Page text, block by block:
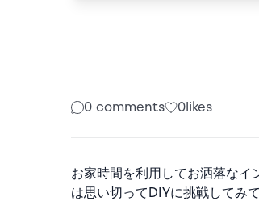
0 comments 0likes
お家時間を利用してお洒落な
は思い切ってDIYに挑戦してみ